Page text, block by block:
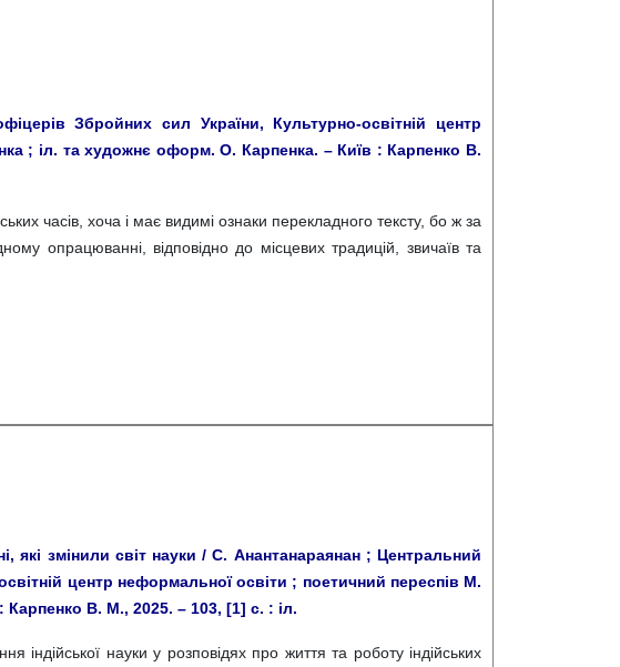
Збройних сил України, Культурно-освітній центр
; іл. та художнє оформ. О. Карпенка. – Київ : Карпенко В.
часів, хоча і має видимі ознаки перекладного тексту, бо ж за
опрацюванні, відповідно до місцевих традицій, звичаїв та
які змінили світ науки / С. Анантанараянан ; Центральний
центр неформальної освіти ; поетичний переспів М.
В. М., 2025. – 103, [1] с. : іл.
індійської науки у розповідях про життя та роботу індійських